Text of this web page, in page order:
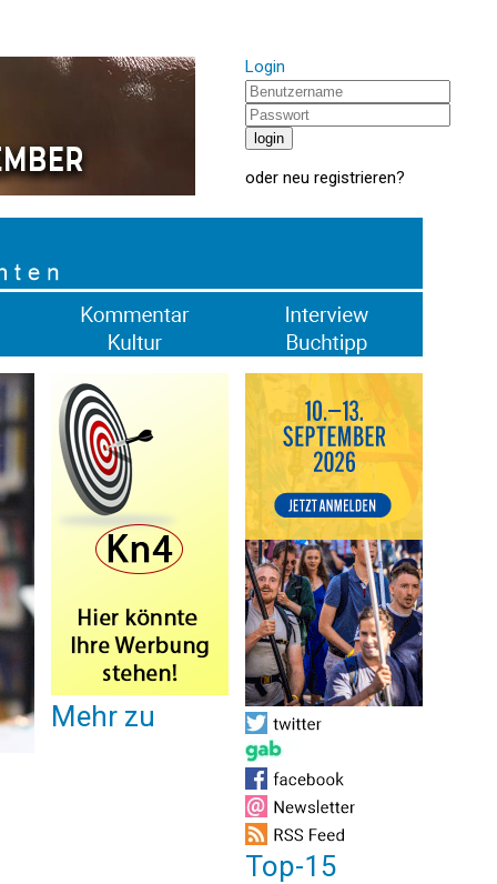
Login
oder neu registrieren?
Mehr zu
Top-15